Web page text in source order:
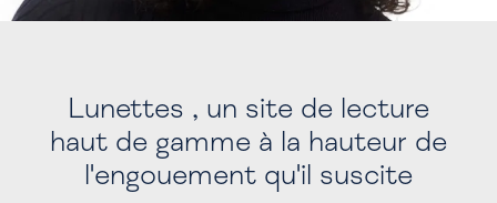
Lunettes , un site de lecture
haut de gamme à la hauteur de
l'engouement qu'il suscite